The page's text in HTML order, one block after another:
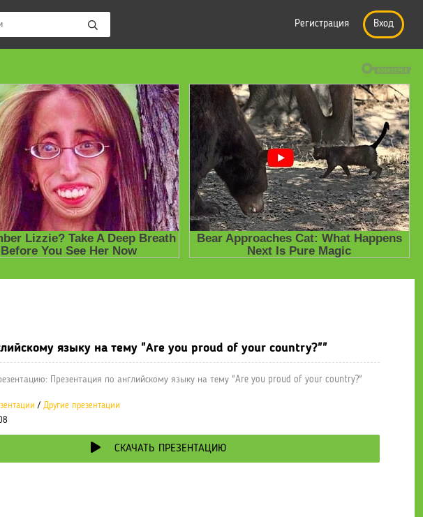
Регистрация Вход
языку на тему "Are you proud of your country?""
Презентация по английскому языку на тему "Are you proud of your country?"
/ Другие презентации
СКАЧАТЬ ПРЕЗЕНТАЦИЮ